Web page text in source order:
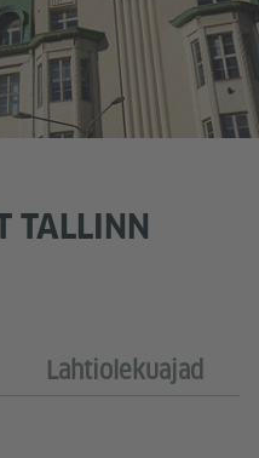
TALLINN
Lahtiolekuajad